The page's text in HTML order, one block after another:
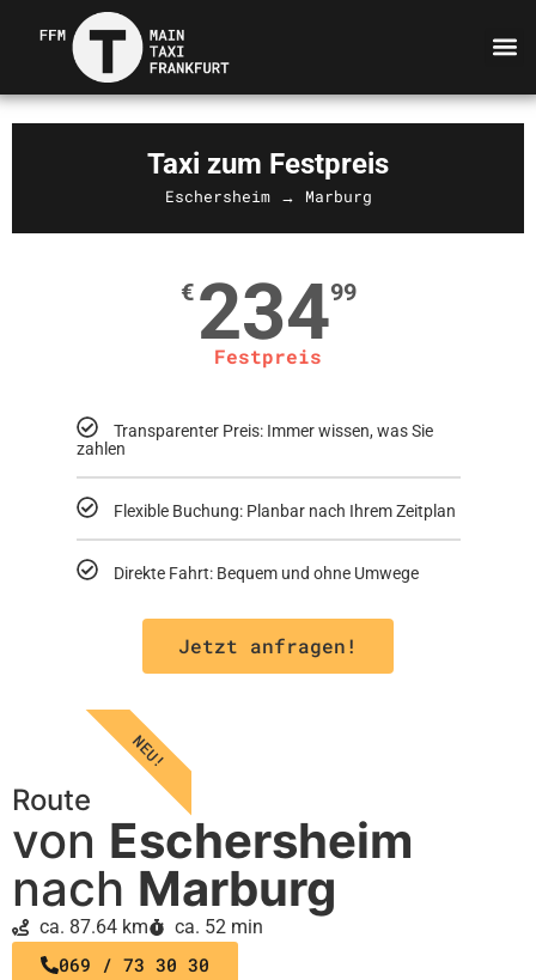
Route
von Eschersheim
nach Marburg
ca. 87.64 km ca. 52 min
069 / 73 30 30
Taxi zum Festpreis
Eschersheim → Marburg
€ 23499
Festpreis
Transparenter Preis: Immer wissen, was Sie
zahlen
Flexible Buchung: Planbar nach Ihrem Zeitplan
Direkte Fahrt: Bequem und ohne Umwege
Jetzt anfragen!
NEU!